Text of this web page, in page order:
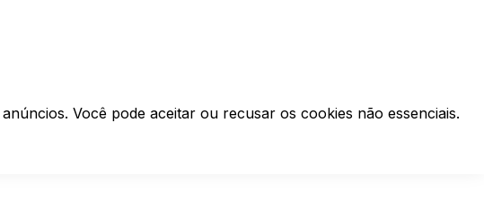
Você pode aceitar ou recusar os cookies não essenciais.